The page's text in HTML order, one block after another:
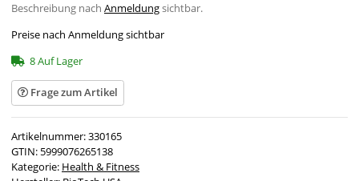
Beschreibung nach Anmeldungsichtbar.
Preise nach Anmeldung sichtbar
8 Auf Lager
Frage zum Artikel
Artikelnummer:330165
GTIN: 5999076265138
Kategorie: Health & Fitness